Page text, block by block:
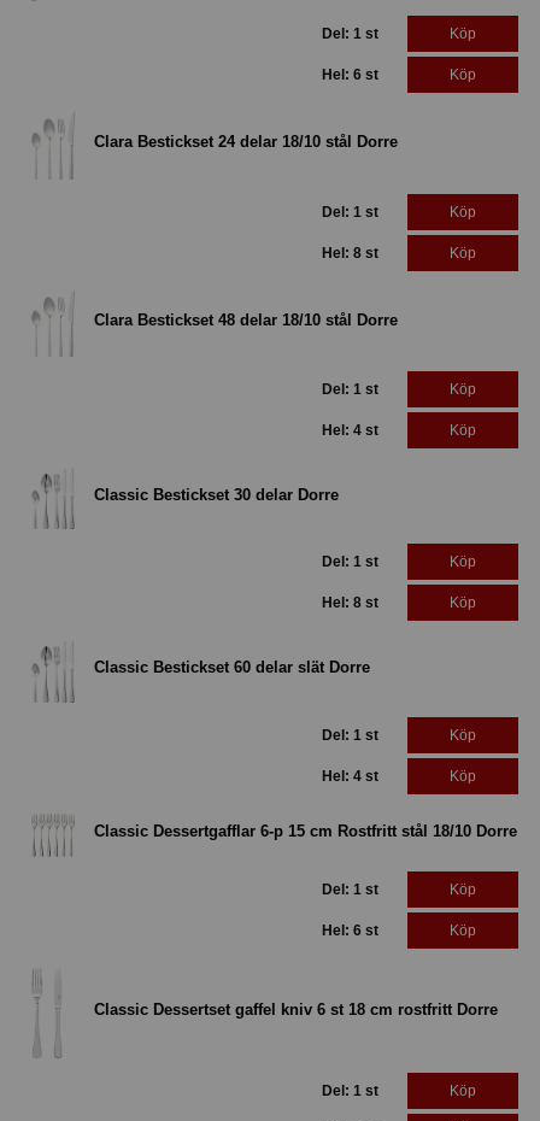
Del: 1 st Köp
Hel: 6 st Köp
Clara Bestickset 24 delar 18/10 stål Dorre
Del: 1 st Köp
Hel: 8 st Köp
Clara Bestickset 48 delar 18/10 stål Dorre
Del: 1 st Köp
Hel: 4 st Köp
Classic Bestickset 30 delar Dorre
Del: 1 st Köp
Hel: 8 st Köp
Classic Bestickset 60 delar slät Dorre
Del: 1 st Köp
Hel: 4 st Köp
Classic Dessertgafflar 6-p 15 cm Rostfritt stål 18/10 Dorre
Del: 1 st Köp
Hel: 6 st Köp
Classic Dessertset gaffel kniv 6 st 18 cm rostfritt Dorre
Del: 1 st Köp